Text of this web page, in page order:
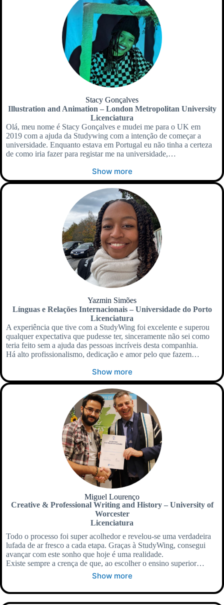
Stacy Gonçalves
Illustration and Animation – London Metropolitan University
Licenciatura
Olá, meu nome é Stacy Gonçalves e mudei me para o UK em
2019 com a ajuda da Studywing com a intenção de começar a
universidade. Enquanto estava em Portugal eu não tinha a certeza
de como iria fazer para registar me na universidade,…
Show more
Yazmin Simões
Línguas e Relações Internacionais – Universidade do Porto
Licenciatura
A experiência que tive com a StudyWing foi excelente e superou
qualquer expectativa que pudesse ter, sinceramente não sei como
teria feito sem a ajuda das pessoas incríveis desta companhia.
Há alto profissionalismo, dedicação e amor pelo que fazem…
Show more
Miguel Lourenço
Creative & Professional Writing and History – University of
Worcester
Licenciatura
Todo o processo foi super acolhedor e revelou-se uma verdadeira
lufada de ar fresco a cada etapa. Graças à StudyWing, consegui
avançar com este sonho que hoje é uma realidade.
Existe sempre a crença de que, ao escolher o ensino superior…
Show more